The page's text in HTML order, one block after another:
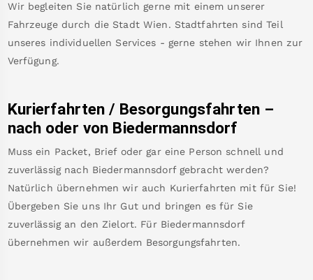
Wir begleiten Sie natürlich gerne mit einem unserer
Fahrzeuge durch die Stadt Wien. Stadtfahrten sind Teil
unseres individuellen Services - gerne stehen wir Ihnen zur
Verfügung.
Kurierfahrten / Besorgungsfahrten –
nach oder von Biedermannsdorf
Muss ein Packet, Brief oder gar eine Person schnell und
zuverlässig nach Biedermannsdorf gebracht werden?
Natürlich übernehmen wir auch Kurierfahrten mit für Sie!
Übergeben Sie uns Ihr Gut und bringen es für Sie
zuverlässig an den Zielort. Für Biedermannsdorf
übernehmen wir außerdem Besorgungsfahrten.